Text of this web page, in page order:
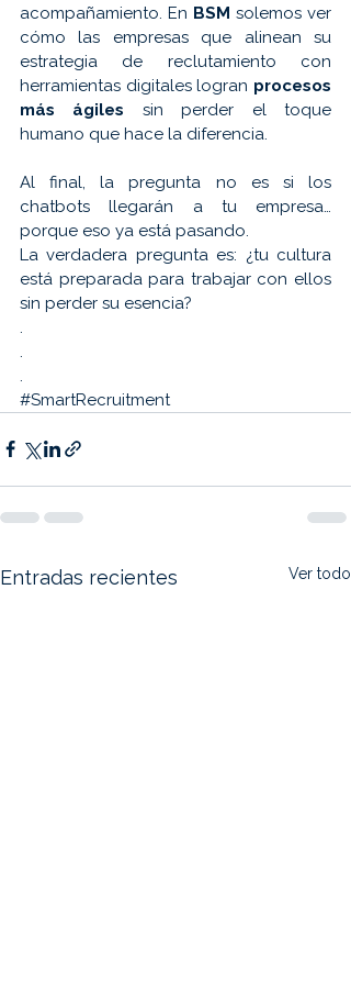
acompañamiento. En BSM solemos ver
cómo las empresas que alinean su
estrategia de reclutamiento con
herramientas digitales logran procesos
más ágiles sin perder el toque
humano que hace la diferencia.
Al final, la pregunta no es si los
chatbots llegarán a tu empresa…
porque eso ya está pasando.
La verdadera pregunta es: ¿tu cultura
está preparada para trabajar con ellos
sin perder su esencia?
.
.
.
#SmartRecruitment
Entradas recientes Ver todo